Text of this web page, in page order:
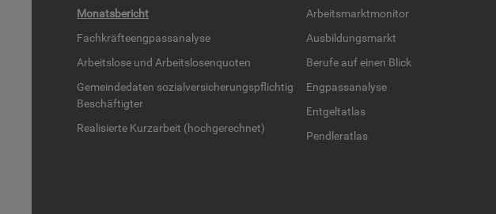
Mo­nats­be­richt
Fach­kräf­te­eng­pass­ana­ly­se
Ar­beits­lo­se und Ar­beits­lo­sen­quo­ten
Ge­mein­de­da­ten so­zi­al­ver­si­che­rungs­pflich­tig
Be­schäf­tig­ter
Rea­li­sier­te Kurz­ar­beit (hoch­ge­rech­net)
Ar­beits­markt­mo­ni­tor
Aus­bil­dungs­markt
Be­ru­fe auf einen Blick
Eng­pass­ana­ly­se
Ent­gel­t­at­las
Pend­ler­at­las